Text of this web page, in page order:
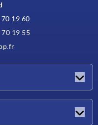
70 19 60
70 19 55